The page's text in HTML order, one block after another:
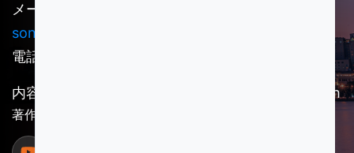
メール：
song.huynh@homai.co
電話番号：(+81) 909-852-7756
内容責任者：SCSI傘下の事業体である Homai Tech
著作権 © 2025 Homai Tech